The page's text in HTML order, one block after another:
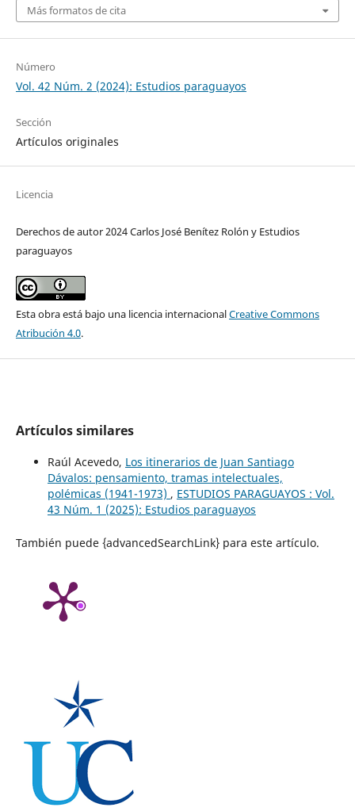
Más formatos de cita
Número
Vol. 42 Núm. 2 (2024): Estudios paraguayos
Sección
Artículos originales
Licencia
Derechos de autor 2024 Carlos José Benítez Rolón y Estudios
paraguayos
Esta obra está bajo una licencia internacionalCreative Commons
Atribución 4.0.
Artículos similares
Raúl Acevedo, Los itinerarios de Juan Santiago
Dávalos: pensamiento, tramas intelectuales,
polémicas (1941-1973) , ESTUDIOS PARAGUAYOS : Vol.
43 Núm. 1 (2025): Estudios paraguayos
También puede {advancedSearchLink} para este artículo.